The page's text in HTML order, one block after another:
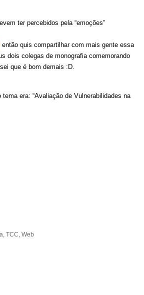
ter percebidos pela “emoções”
então quis compartilhar com mais gente essa
dois colegas de monografia comemorando
que é bom demais :D.
tema era: “Avaliação de Vulnerabilidades na
, TCC, Web